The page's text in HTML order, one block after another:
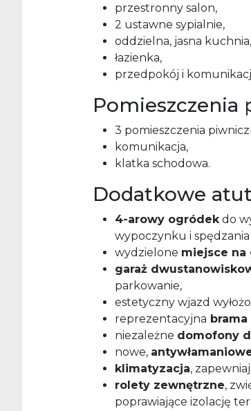
przestronny salon,
2 ustawne sypialnie,
oddzielna, jasna kuchnia,
łazienka,
przedpokój i
Pomieszczenia
3 pomieszczenia
komunikacja,
klatka schodowa.
Dodatkowe
4-arowy ogródekdo
wypoczynku i
wydzielone miejsce na
garaż
parkowanie,
estetyczny wjazd
reprezentacyjna
niezależne domofony
nowe,
klimatyzacja,
rolety zewnętrzne,
poprawiające izolację